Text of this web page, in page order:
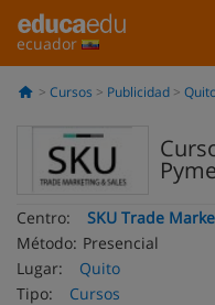
ecuador
Cursos Publicidad
Centro:
SKU Trade
Método: Presencial
Lugar:
Quito
Tipo:
Cursos